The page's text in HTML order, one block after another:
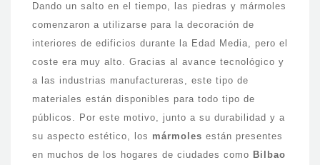
Dando un salto en el tiempo, las piedras y mármoles
comenzaron a utilizarse para la decoración de
interiores de edificios durante la Edad Media, pero el
coste era muy alto. Gracias al avance tecnológico y
a las industrias manufactureras, este tipo de
materiales están disponibles para todo tipo de
públicos. Por este motivo, junto a su durabilidad y a
su aspecto estético, los mármoles están presentes
en muchos de los hogares de ciudades como Bilbao